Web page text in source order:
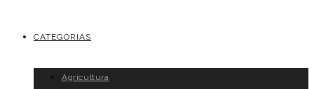
CATEGORIAS
Agricultura